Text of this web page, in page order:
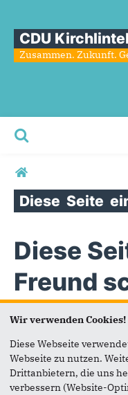
CDU
Zusammen. Zukunft.
Sie sind hier
Diese Seite
Diese
Freund
Seite
Vielen Dank, dass Sie
weiterempfehlen.
Wir verwenden Cookies!
Diese Webseite
Webseite zu nutzen.
Drittanbietern, die uns
verbessern (Website-